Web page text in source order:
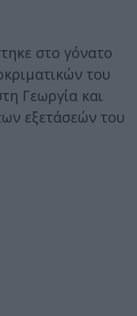
στο γόνατο
του
Γεωργία και
εξετάσεών του